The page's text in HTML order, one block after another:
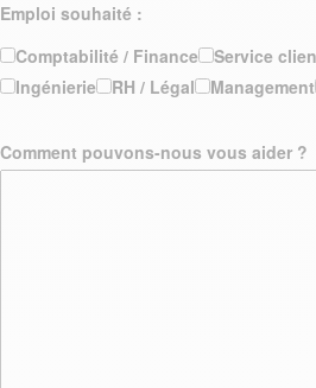
Emploi souhaité :
Comptabilité / Finance
Service
Ingénierie
RH / Légal Management
Comment pouvons-nous vous aider ?